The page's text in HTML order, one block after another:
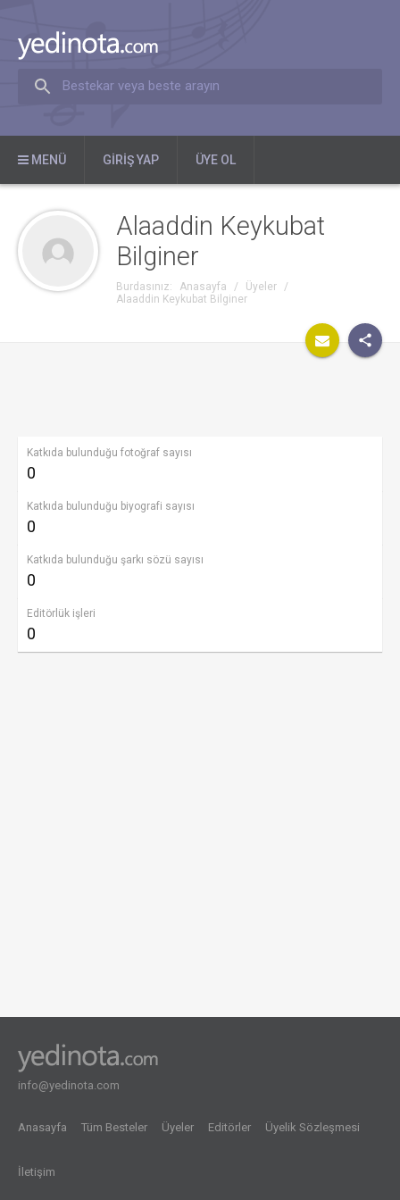
Bestekar veya beste arayın
MENÜ GIRIŞ YAP ÜYE OL
Alaaddin Keykubat
Bilginer
Burdasınız: Anasayfa / Üyeler
/
Alaaddin Keykubat Bilginer
Katkıda bulunduğu fotoğraf sayısı
0
Katkıda bulunduğu biyografi sayısı
0
Katkıda bulunduğu şarkı sözü sayısı
0
Editörlük işleri
0
info@yedinota.com
Anasayfa Tüm Besteler Üyeler Editörler Üyelik Sözleşmesi
İletişim